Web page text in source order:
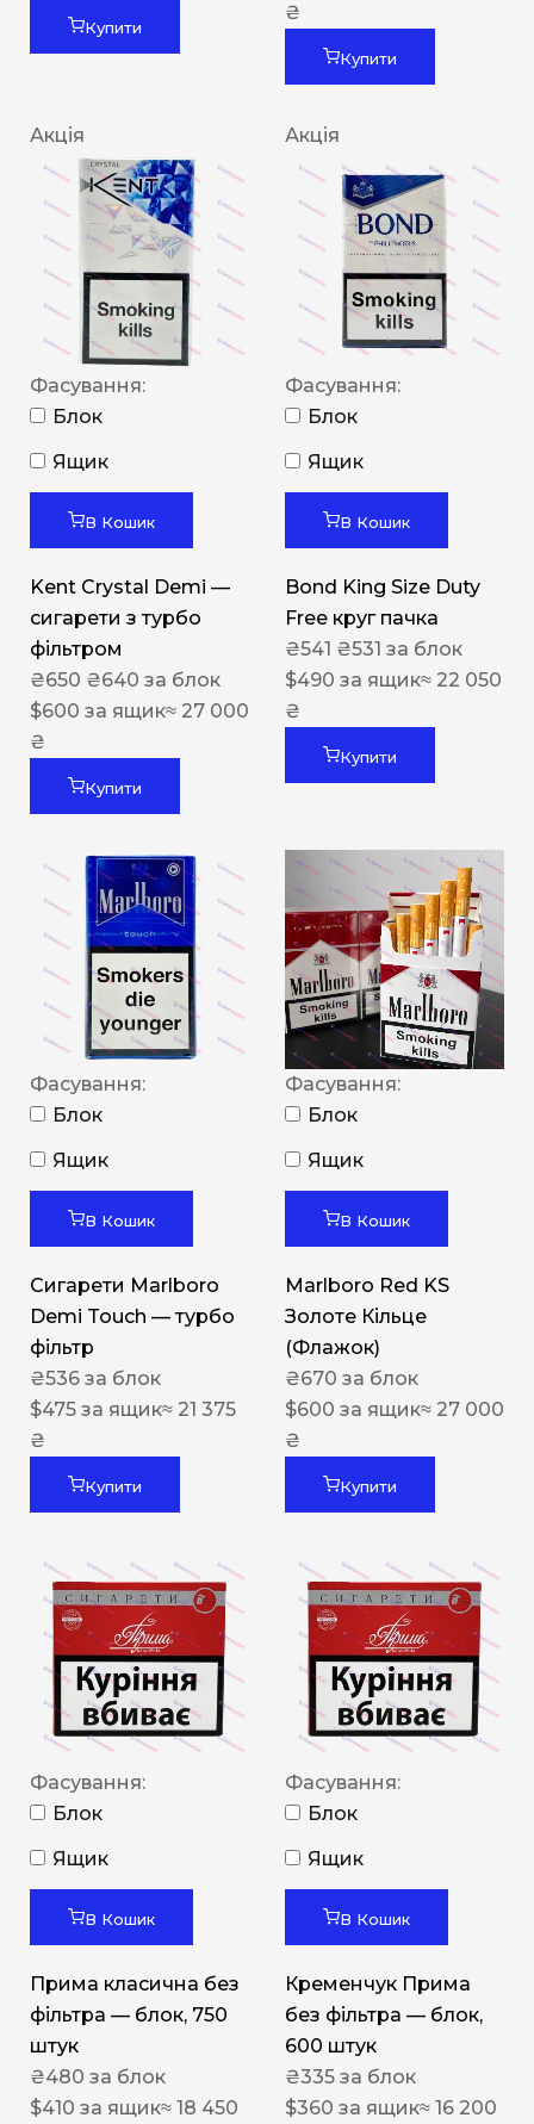
Купити
₴
Купити
Акція
Фасування:
Блок
Ящик
В Кошик
Kent Crystal Demi —
сигарети з турбо
фільтром
₴650 ₴640 за блок
$600 за ящик≈ 27 000
₴
Купити
Акція
Фасування:
Блок
Ящик
В Кошик
Bond King Size Duty
Free круг пачка
₴541 ₴531 за блок
$490 за ящик≈ 22 050
₴
Купити
Фасування:
Блок
Ящик
В Кошик
Сигарети Marlboro
Demi Touch — турбо
фільтр
₴536 за блок
$475 за ящик≈ 21 375
₴
Купити
Фасування:
Блок
Ящик
В Кошик
Marlboro Red KS
Золоте Кільце
(Флажок)
₴670 за блок
$600 за ящик≈ 27 000
₴
Купити
Фасування:
Блок
Ящик
В Кошик
Прима класична без
фільтра — блок, 750
штук
₴480 за блок
$410 за ящик≈ 18 450
Фасування:
Блок
Ящик
В Кошик
Кременчук Прима
без фільтра — блок,
600 штук
₴335 за блок
$360 за ящик≈ 16 200